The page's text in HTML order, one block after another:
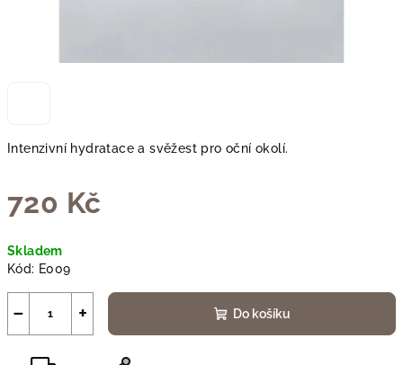
Intenzivní hydratace a svěžest pro oční okolí.
720 Kč
cena:
Skladem
Kód: E009
+
− Do košíku